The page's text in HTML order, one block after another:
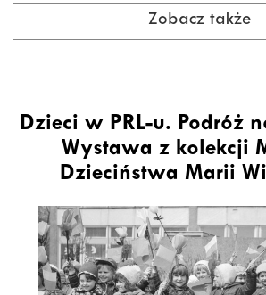
Zobacz także
Dzieci w PRL-u. Podróż
Wystawa z kolekcji
Dzieciństwa Marii